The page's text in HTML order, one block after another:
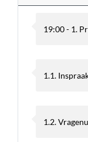
19:00 - 1.
1.1.
1.2.